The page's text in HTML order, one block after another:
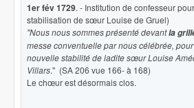
1er fév 1729. - Institution de confesseur
stabilisation de sœur Louise de Gruel)
"Nous nous sommes présenté devantla
messe conventuelle par nous célébrée,
nouvelle stabilité de ladite sœur Louise
Villars." (SA 206 vue 166- à 168)
Le chœur est désormais clos.